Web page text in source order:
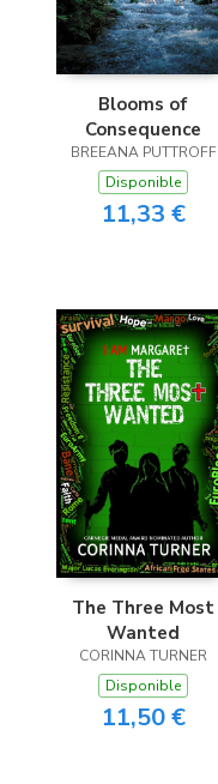
Blooms of
Consequence
BREEANA PUTTROFF
Disponible
11,33 €
The Three Most
Wanted
CORINNA TURNER
Disponible
11,50 €